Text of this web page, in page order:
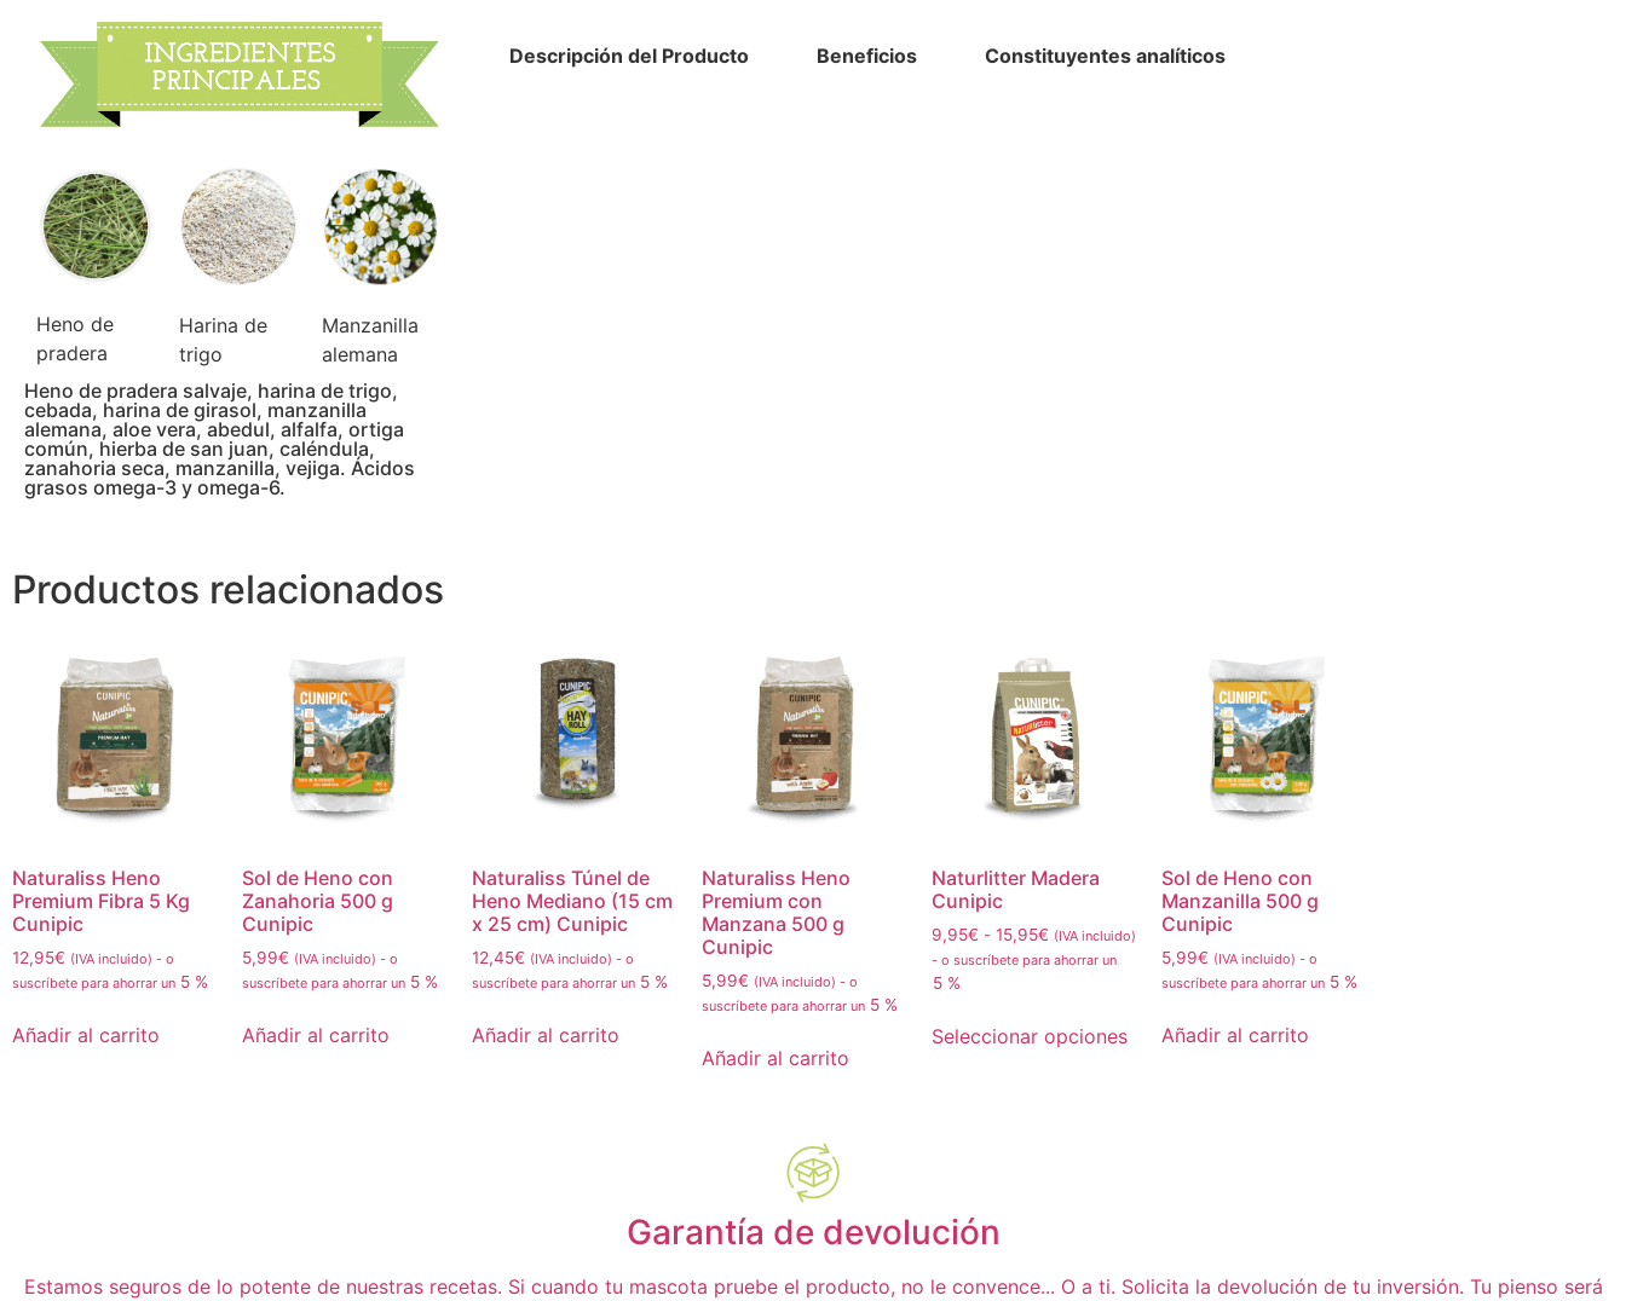
Heno de
pradera
Harina de
trigo
Manzanilla
alemana
Heno de pradera salvaje, harina de trigo,
cebada, harina de girasol, manzanilla
alemana, aloe vera, abedul, alfalfa, ortiga
común, hierba de san juan, caléndula,
zanahoria seca, manzanilla, vejiga. Ácidos
grasos omega-3 y omega-6.
Descripción del Producto Beneficios Constituyentes analíticos
Productos relacionados
Naturaliss Heno
Premium Fibra 5 Kg
Cunipic
12,95€ (IVA incluido) - o
suscríbete para ahorrar un 5 %
Añadir al carrito
Sol de Heno con
Zanahoria 500 g
Cunipic
5,99€ (IVA incluido) - o
suscríbete para ahorrar un 5 %
Añadir al carrito
Naturaliss Túnel de
Heno Mediano (15 cm
x 25 cm) Cunipic
12,45€ (IVA incluido) - o
suscríbete para ahorrar un 5 %
Añadir al carrito
Naturaliss Heno
Premium con
Manzana 500 g
Cunipic
5,99€ (IVA incluido) - o
suscríbete para ahorrar un 5 %
Añadir al carrito
Naturlitter Madera
Cunipic
9,95€ - 15,95€ (IVA incluido)
- o suscríbete para ahorrar un
5 %
Seleccionar opciones
Sol de Heno con
Manzanilla 500 g
Cunipic
5,99€ (IVA incluido) - o
suscríbete para ahorrar un 5 %
Añadir al carrito
Garantía de devolución
Estamos seguros de lo potente de nuestras recetas. Si cuando tu mascota pruebe el producto, no le convence... O a ti. Solicita la devolución de tu inversión. Tu pienso será